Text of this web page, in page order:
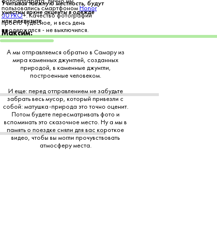
пользовались смартфономHonor
30 PRO+. Качество фотографий
просто чудесное, и весь день
продержался - не выключился.
Учитывая таёжную местность, будут
уместны яркие акценты в одежде
или реквизите.
Максим:
А мы отправляемся обратно в Самару из
мира каменных джунглей, созданных
природой, в каменные джунгли,
построенные человеком.
И еще: перед отправлением не забудьте
забрать весь мусор, который привезли с
собой: матушка-природа это точно оценит.
Потом будете пересматривать фото и
вспоминать это сказочное место. Ну а мы в
память о поездке сняли для вас короткое
видео, чтобы вы могли прочувствовать
атмосферу места.